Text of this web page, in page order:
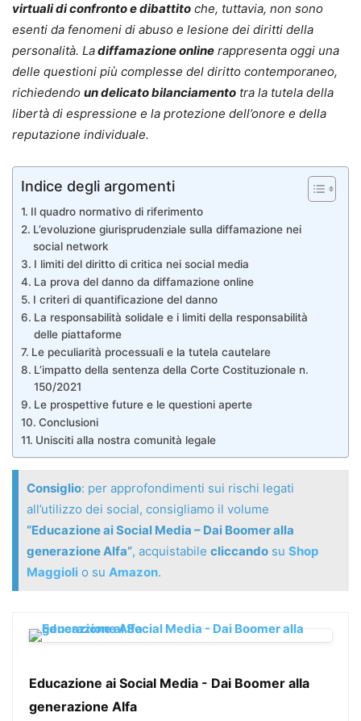
virtuali di confronto e dibattito che, tuttavia, non sono
esenti da fenomeni di abuso e lesione dei diritti della
personalità. Ladiffamazione online rappresenta oggi una
delle questioni più complesse del diritto contemporaneo,
richiedendo un delicato bilanciamento tra la tutela della
libertà di espressione e la protezione dell’onore e della
reputazione individuale.
Indice degli argomenti
Il quadro normativo di riferimento
L’evoluzione giurisprudenziale sulla diffamazione nei
social network
I limiti del diritto di critica nei social media
La prova del danno da diffamazione online
I criteri di quantificazione del danno
La responsabilità solidale e i limiti della responsabilità
delle piattaforme
Le peculiarità processuali e la tutela cautelare
L’impatto della sentenza della Corte Costituzionale n.
150/2021
Le prospettive future e le questioni aperte
Conclusioni
Unisciti alla nostra comunità legale
Consiglio: per approfondimenti sui rischi legati
all’utilizzo dei social, consigliamo il volume
“Educazione ai Social Media – Dai Boomer alla
generazione Alfa”, acquistabile cliccando su Shop
Maggioli o su Amazon.
Educazione ai Social Media - Dai Boomer alla
generazione Alfa